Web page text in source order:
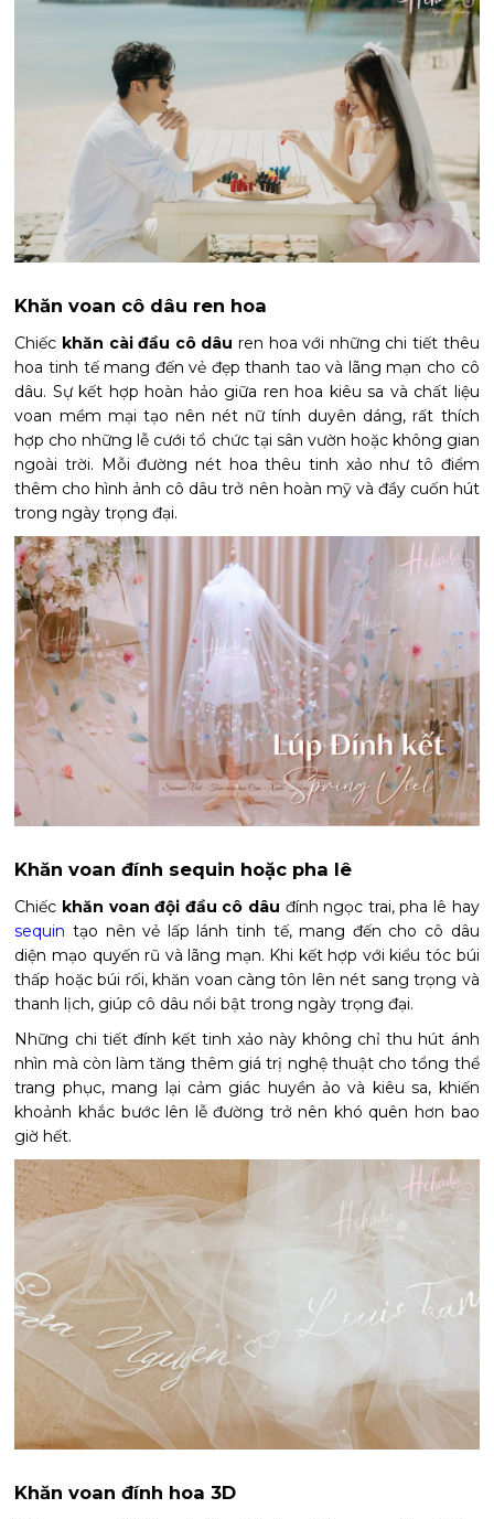
Khăn voan cô dâu ren hoa
Chiếc khăn cài đầu cô dâu ren hoa với những chi tiết thêu
hoa tinh tế mang đến vẻ đẹp thanh tao và lãng mạn cho cô
dâu. Sự kết hợp hoàn hảo giữa ren hoa kiêu sa và chất liệu
voan mềm mại tạo nên nét nữ tính duyên dáng, rất thích
hợp cho những lễ cưới tổ chức tại sân vườn hoặc không gian
ngoài trời. Mỗi đường nét hoa thêu tinh xảo như tô điểm
thêm cho hình ảnh cô dâu trở nên hoàn mỹ và đầy cuốn hút
trong ngày trọng đại.
Khăn voan đính sequin hoặc pha lê
Chiếc khăn voan đội đầu cô dâu đính ngọc trai, pha lê hay
sequin tạo nên vẻ lấp lánh tinh tế, mang đến cho cô dâu
diện mạo quyến rũ và lãng mạn. Khi kết hợp với kiểu tóc búi
thấp hoặc búi rối, khăn voan càng tôn lên nét sang trọng và
thanh lịch, giúp cô dâu nổi bật trong ngày trọng đại.
Những chi tiết đính kết tinh xảo này không chỉ thu hút ánh
nhìn mà còn làm tăng thêm giá trị nghệ thuật cho tổng thể
trang phục, mang lại cảm giác huyền ảo và kiêu sa, khiến
khoảnh khắc bước lên lễ đường trở nên khó quên hơn bao
giờ hết.
Khăn voan đính hoa 3D